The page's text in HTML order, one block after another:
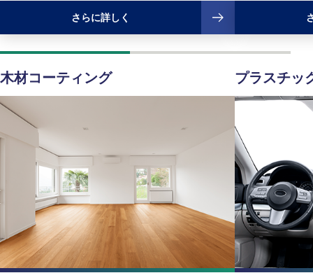
さらに詳しく
木材コーティング プラスチッ